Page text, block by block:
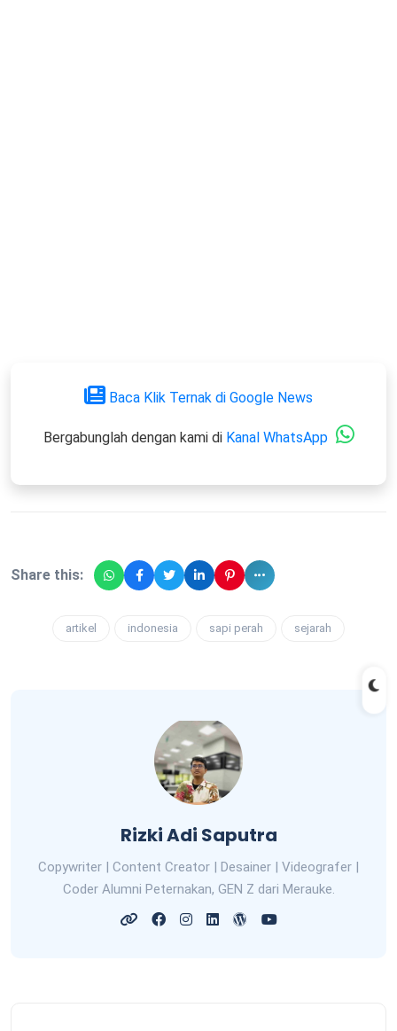
Baca Klik Ternak di Google News
Bergabunglah dengan kami di Kanal WhatsApp
Share this:
artikel indonesia sapi perah sejarah
Rizki Adi Saputra
Copywriter | Content Creator | Desainer | Videografer |
Coder Alumni Peternakan, GEN Z dari Merauke.